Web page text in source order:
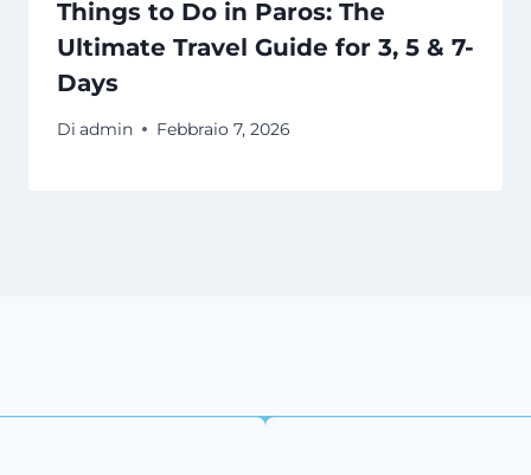
Things to Do in Paros: The
Ultimate Travel Guide for 3, 5 & 7-
Days
Di admin Febbraio 7, 2026